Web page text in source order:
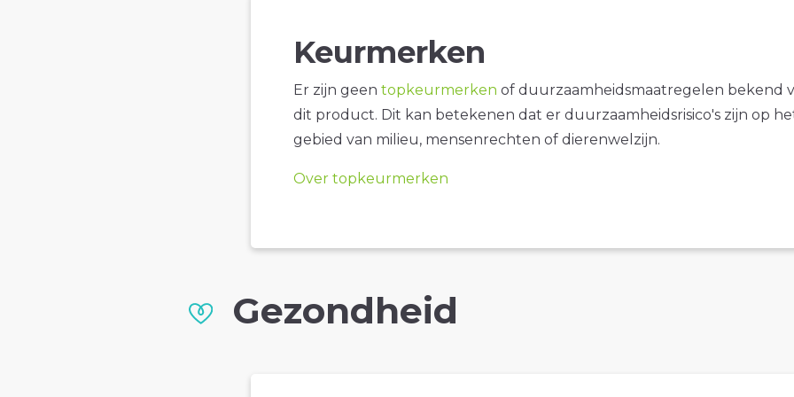
Keurmerken
Er zijn geen topkeurmerken of duurzaamheidsmaatregelen bekend
dit product. Dit kan betekenen dat er duurzaamheidsrisico's zijn op
gebied van milieu, mensenrechten of dierenwelzijn.
Over topkeurmerken
Gezondheid